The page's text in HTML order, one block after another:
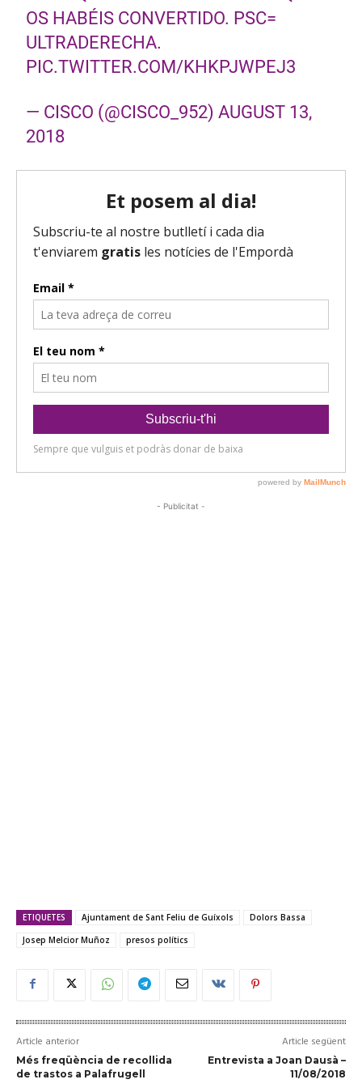
OS HABÉIS CONVERTIDO. PSC=
ULTRADERECHA.
PIC.TWITTER.COM/KHKPJWPEJ3
— CISCO (@CISCO_952)AUGUST 13,
2018
- Publicitat -
ETIQUETES Ajuntament de Sant Feliu de Guíxols
Dolors Bassa
Josep Melcior Muñoz
presos polítics
Article anterior
Més freqüència de recollida
de trastos a Palafrugell
Article següent
Entrevista a Joan Dausà –
11/08/2018